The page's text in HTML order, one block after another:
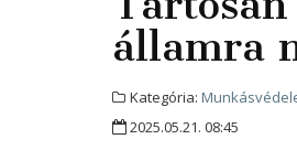
államra
Kategória:
2025.05.21. 08:45